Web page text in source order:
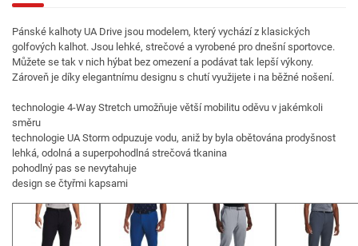
Pánské kalhoty UA Drive jsou modelem, který vychází z klasických
golfových kalhot. Jsou lehké, strečové a vyrobené pro dnešní sportovce.
Můžete se tak v nich hýbat bez omezení a podávat tak lepší výkony.
Zároveň je díky elegantnímu designu s chutí využijete i na běžné nošení.
technologie 4-Way Stretch umožňuje větší mobilitu oděvu v jakémkoli
směru
technologie UA Storm odpuzuje vodu, aniž by byla obětována prodyšnost
lehká, odolná a superpohodlná strečová tkanina
pohodlný pas se nevytahuje
design se čtyřmi kapsami